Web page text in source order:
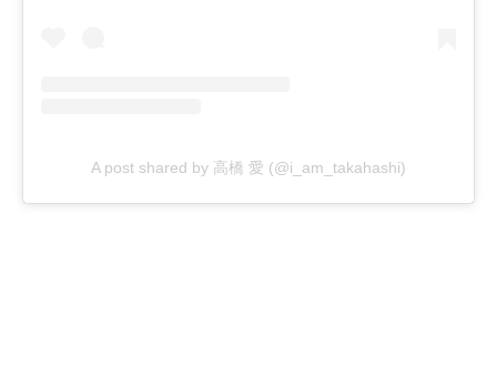
A post shared by 高橋 愛 (@i_am_takahashi)